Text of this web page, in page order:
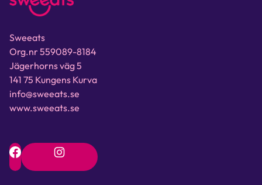
Sweeats
Org.nr 559089-8184
Jägerhorns väg 5
141 75 Kungens Kurva
info@sweeats.se
www.sweeats.se